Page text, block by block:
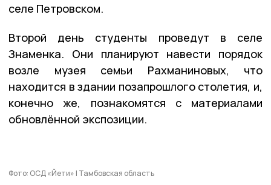
селе Петровском.
Второй день студенты проведут в селе
Знаменка. Они планируют навести порядок
возле музея семьи Рахманиновых, что
находится в здании позапрошлого столетия, и,
конечно же, познакомятся с материалами
обновлённой экспозиции.
Фото: ОСД «Йети» | Тамбовская область